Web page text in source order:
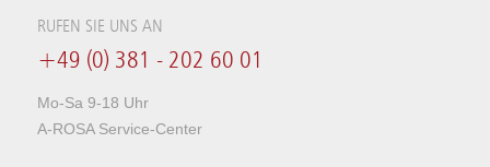
RUFEN SIE UNS AN
+49 (0) 381 - 202 60 01
Mo-Sa 9-18 Uhr
A-ROSA Service-Center